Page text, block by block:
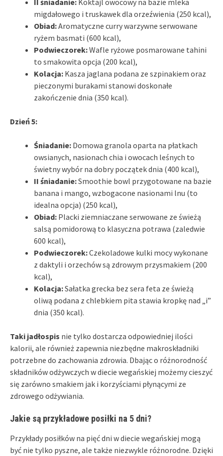
migdałowego i truskawek dla orzeźwienia (250 kcal),
Obiad:Aromatyczne curry warzywne serwowane
ryżem basmati (600 kcal),
Podwieczorek:Wafle ryżowe posmarowane tahini
to smakowita opcja (200 kcal),
Kolacja: Kasza jaglana podana ze szpinakiem oraz
pieczonymi burakami stanowi doskonałe
zakończenie dnia (350 kcal).
Dzień 5:
Śniadanie: Domowa granola oparta na płatkach
owsianych, nasionach chia i owocach leśnych to
świetny wybór na dobry początek dnia (400 kcal),
II śniadanie:Smoothie bowl przygotowane na bazie
banana i mango, wzbogacone nasionami lnu (to
idealna opcja) (250 kcal),
Obiad: Placki ziemniaczane serwowane ze świeżą
salsą pomidorową to klasyczna potrawa (zaledwie
600 kcal),
Podwieczorek:Czekoladowe kulki mocy wykonane
z daktyli i orzechów są zdrowym przysmakiem (200
kcal),
Kolacja:Sałatka grecka bez sera feta ze świeżą
oliwą podana z chlebkiem pita stawia kropkę nad „i”
dnia (350 kcal).
Taki jadłospis nie tylko dostarcza odpowiedniej ilości
kalorii, ale również zapewnia niezbędne makroskładniki
potrzebne do zachowania zdrowia. Dbając o różnorodność
składników odżywczych w diecie wegańskiej możemy cieszyć
się zarówno smakiem jak i korzyściami płynącymi ze
zdrowego odżywiania.
Jakie są przykładowe posiłki na 5 dni?
Przykłady posiłków na pięć dni w diecie wegańskiej mogą
być nie tylko pyszne, ale także niezwykle różnorodne. Dzięki